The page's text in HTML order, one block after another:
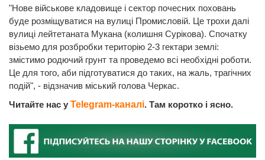
"Нове військове кладовище і сектор почесних поховань
буде розміщуватися на вулиці Промисловій. Це трохи далі
вулиці лейтетаната Мукана (колишня Сурікова). Спочатку
візьемо для розбробки територію 2-3 гектари землі:
змістимо родючий грунт та проведемо всі необхідні роботи.
Це для того, аби підготуватися до таких, на жаль, трагічних
подій", - відзначив міський голова Черкас.
Читайте нас у Telegram-каналі. Там коротко і ясно.